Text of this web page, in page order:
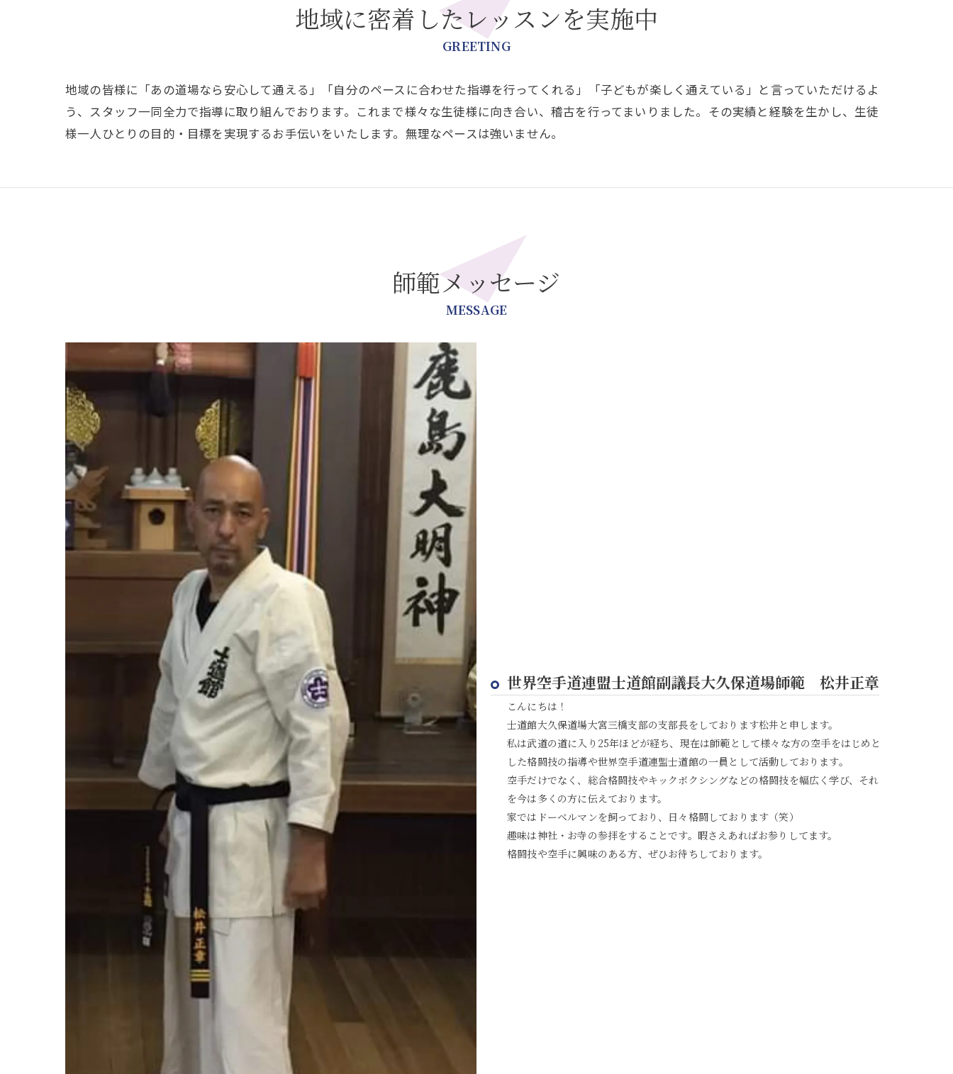
地域に密着したレッスンを実施中
GREETING
地域の皆様に「あの道場なら安心して通える」「自分のペースに合わせた指導を行ってくれる」「子どもが楽しく通えている」と言っていただけるよ
う、スタッフ一同全力で指導に取り組んでおります。これまで様々な生徒様に向き合い、稽古を行ってまいりました。その実績と経験を生かし、生徒
様一人ひとりの目的・目標を実現するお手伝いをいたします。無理なペースは強いません。
師範メッセージ
MESSAGE
世界空手道連盟士道館副議長大久保道場師範 松井正章
こんにちは！
士道館大久保道場大宮三橋支部の支部長をしております松井と申します。
私は武道の道に入り25年ほどが経ち、現在は師範として様々な方の空手をはじめと
した格闘技の指導や世界空手道連盟士道館の一員として活動しております。
空手だけでなく、総合格闘技やキックボクシングなどの格闘技を幅広く学び、それ
を今は多くの方に伝えております。
家ではドーベルマンを飼っており、日々格闘しております（笑）
趣味は神社・お寺の参拝をすることです。暇さえあればお参りしてます。
格闘技や空手に興味のある方、ぜひお待ちしております。